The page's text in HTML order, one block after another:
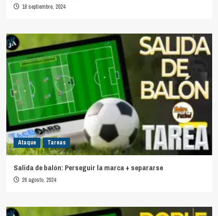
18 septiembre, 2024
Ataque Tareas
Salida de balón: Perseguir la marca + separarse
26 agosto, 2024